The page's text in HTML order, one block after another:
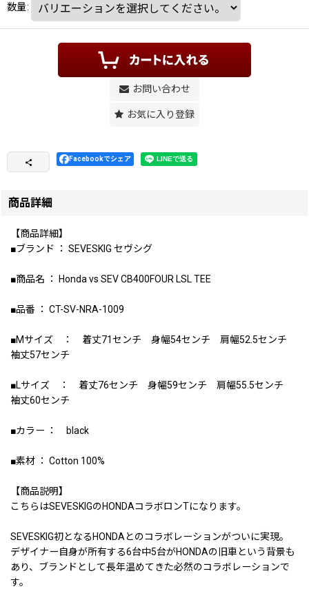
数量:
お問い合わせ
お気に入り登録
Facebookでシェア
商品詳細
【商品詳細】
■ブランド ： SEVESKIG セヴシグ
■商品名 ： Honda vs SEV CB400FOUR LSL TEE
■品番 ： CT-SV-NRA-1009
■Mサイズ ： 着丈71センチ 身幅54センチ 肩幅52.5センチ
袖丈57センチ
■Lサイズ ： 着丈76センチ 身幅59センチ 肩幅55.5センチ
袖丈60センチ
■カラー ： black
■素材 ： Cotton 100%
【商品説明】
こちらはSEVESKIGのHONDAコラボロンTになります。
SEVESKIG初となるHONDAとのコラボレーションがついに実現。
デザイナー自身が所有する6台中5台がHONDAの旧車という背景も
あり、ブランドとして長年温めてきた必然のコラボレーションで
す。